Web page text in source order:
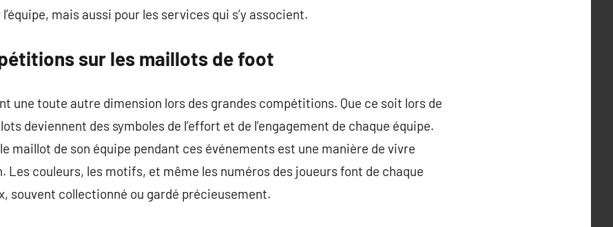
mais aussi pour les services qui s’y associent.
sur les maillots de foot
une toute autre dimension lors des grandes compétitions. Que ce soit lors de
deviennent des symboles de l’effort et de l’engagement de chaque équipe.
maillot de son équipe pendant ces événements est une manière de vivre
Les couleurs, les motifs, et même les numéros des joueurs font de chaque
souvent collectionné ou gardé précieusement.